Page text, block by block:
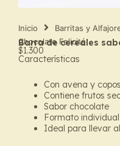
Inicio Barritas y
Chocolate Felicité
Barra de cereales
$1.300
Características
Con avena y
Contiene frutos
Sabor chocolate
Formato
Ideal para llevar